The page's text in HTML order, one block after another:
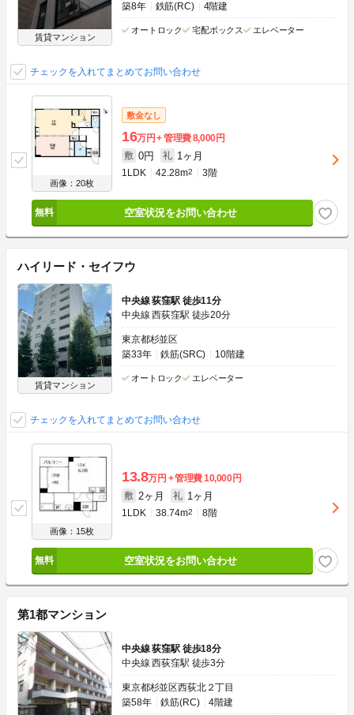
賃貸マンション
築8年
鉄筋(RC) 4階建
オートロック 宅配ボックス エレベーター
チェックを入れてまとめてお問い合わせ
画像：20枚
敷金なし
16万円 管理費8,000円
敷 0円 礼 1ヶ月
1LDK 42.28m2 3階
空室状況をお問い合わせ
ハイリード・セイフウ
賃貸マンション
中央線 荻窪駅 徒歩11分
中央線 西荻窪駅 徒歩20分
東京都杉並区
築33年
鉄筋(SRC) 10階建
オートロック エレベーター
チェックを入れてまとめてお問い合わせ
画像：15枚
13.8万円 管理費10,000円
敷 2ヶ月 礼 1ヶ月
1LDK 38.74m2 8階
空室状況をお問い合わせ
第1都マンション
中央線 荻窪駅 徒歩18分
中央線 西荻窪駅 徒歩3分
東京都杉並区西荻北２丁目
築58年
鉄筋(RC) 4階建